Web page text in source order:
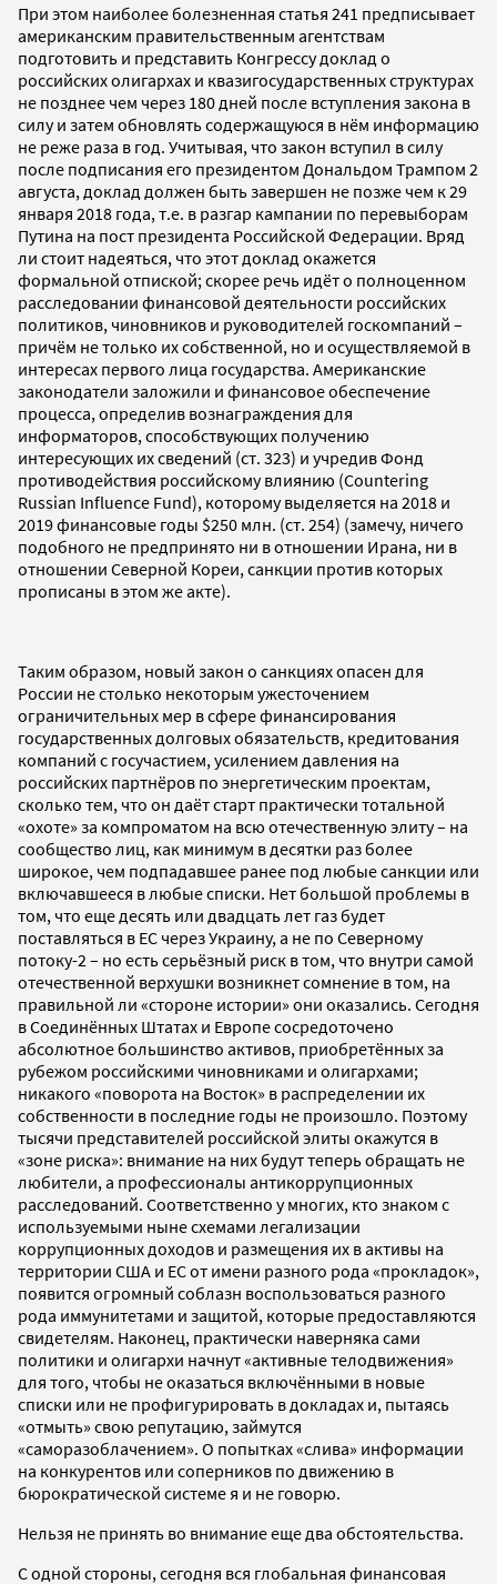
При этом наиболее болезненная статья 241 предписывает
американским правительственным агентствам
подготовить и представить Конгрессу доклад о
российских олигархах и квазигосударственных cтруктурах
не позднее чем через 180 дней после вступления закона в
силу и затем обновлять содержащуюся в нём информацию
не реже раза в год. Учитывая, что закон вступил в силу
после подписания его президентом Дональдом Трампом 2
августа, доклад должен быть завершен не позже чем к 29
января 2018 года, т.е. в разгар кампании по перевыборам
Путина на пост президента Российской Федерации. Вряд
ли стоит надеяться, что этот доклад окажется
формальной отпиской; скорее речь идёт о полноценном
расследовании финансовой деятельности российских
политиков, чиновников и руководителей госкомпаний –
причём не только их собственной, но и осуществляемой в
интересах первого лица государства. Американские
законодатели заложили и финансовое обеспечение
процесса, определив вознаграждения для
информаторов, способствующих получению
интересующих их сведений (ст. 323) и учредив Фонд
противодействия российскому влиянию (Countering
Russian Influence Fund), которому выделяется на 2018 и
2019 финансовые годы $250 млн. (ст. 254) (замечу, ничего
подобного не предпринято ни в отношении Ирана, ни в
отношении Северной Кореи, санкции против которых
прописаны в этом же акте).
Таким образом, новый закон о санкциях опасен для
России не столько некоторым ужесточением
ограничительных мер в сфере финансирования
государственных долговых обязательств, кредитования
компаний с госучастием, усилением давления на
российских партнёров по энергетическим проектам,
сколько тем, что он даёт старт практически тотальной
«охоте» за компроматом на всю отечественную элиту – на
сообщество лиц, как минимум в десятки раз более
широкое, чем подпадавшее ранее под любые санкции или
включавшееся в любые списки. Нет большой проблемы в
том, что еще десять или двадцать лет газ будет
поставляться в ЕС через Украину, а не по Северному
потоку-2 – но есть серьёзный риск в том, что внутри самой
отечественной верхушки возникнет сомнение в том, на
правильной ли «стороне истории» они оказались. Сегодня
в Соединённых Штатах и Европе сосредоточено
абсолютное большинство активов, приобретённых за
рубежом российскими чиновниками и олигархами;
никакого «поворота на Восток» в распределении их
собственности в последние годы не произошло. Поэтому
тысячи представителей российской элиты окажутся в
«зоне риска»: внимание на них будут теперь обращать не
любители, а профессионалы антикоррупционных
расследований. Соответственно у многих, кто знаком с
используемыми ныне схемами легализации
коррупционных доходов и размещения их в активы на
территории США и ЕС от имени разного рода «прокладок»,
появится огромный соблазн воспользоваться разного
рода иммунитетами и защитой, которые предоставляются
свидетелям. Наконец, практически наверняка сами
политики и олигархи начнут «активные телодвижения»
для того, чтобы не оказаться включёнными в новые
списки или не профигурировать в докладах и, пытаясь
«отмыть» свою репутацию, займутся
«саморазоблачением». О попытках «слива» информации
на конкурентов или соперников по движению в
бюрократической системе я и не говорю.
Нельзя не принять во внимание еще два обстоятельства.
С одной стороны, сегодня вся глобальная финансовая